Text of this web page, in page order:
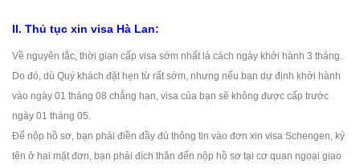
II. Thủ tục xin visa Hà Lan:
Về nguyên tắc, thời gian cấp visa sớm nhất là cách ngày khởi hành 3 tháng.
Do đó, dù Quý khách đặt hẹn từ rất sớm, nhưng nếu bạn dự định khởi hành
vào ngày 01 tháng 08 chẳng hạn, visa của bạn sẽ không được cấp trước
ngày 01 tháng 05.
Để nộp hồ sơ, bạn phải điền đầy đủ thông tin vào đơn xin visa Schengen, ký
tên ở hai mặt đơn, bạn phải đích thân đến nộp hồ sơ tại cơ quan ngoại giao